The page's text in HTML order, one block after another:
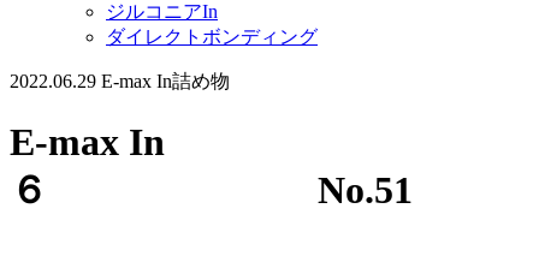
ジルコニアIn
ダイレクトボンディング
2022.06.29 E-max In詰め物
E-max In
６ No.51